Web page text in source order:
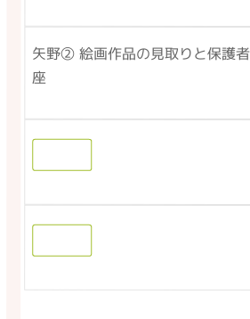
矢野② 絵画作品の見取りと保護
座